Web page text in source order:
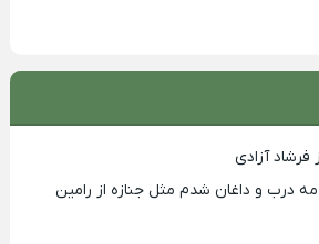
آزادی
درب و داغان شدم مثل جنازه از رامین